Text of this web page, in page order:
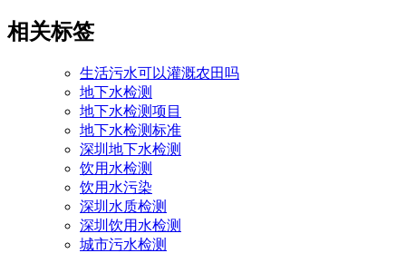
相关标签
生活污水可以灌溉农田吗
地下水检测
地下水检测项目
地下水检测标准
深圳地下水检测
饮用水检测
饮用水污染
深圳水质检测
深圳饮用水检测
城市污水检测